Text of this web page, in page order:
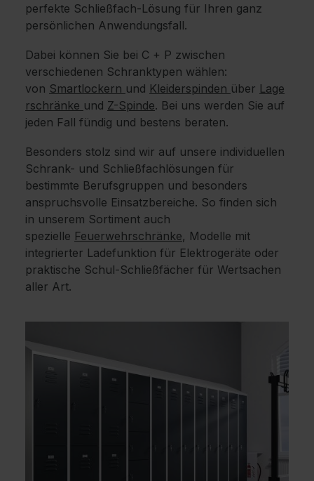
perfekte Schließfach-Lösung für Ihren ganz
persönlichen Anwendungsfall.
Dabei können Sie bei C + P zwischen
verschiedenen Schranktypen wählen:
von Smartlockern und Kleiderspinden über Lage
rschränke und Z-Spinde. Bei uns werden Sie auf
jeden Fall fündig und bestens beraten.
Besonders stolz sind wir auf unsere individuellen
Schrank- und Schließfachlösungen für
bestimmte Berufsgruppen und besonders
anspruchsvolle Einsatzbereiche. So finden sich
in unserem Sortiment auch
spezielle Feuerwehrschränke, Modelle mit
integrierter Ladefunktion für Elektrogeräte oder
praktische Schul-Schließfächer für Wertsachen
aller Art.